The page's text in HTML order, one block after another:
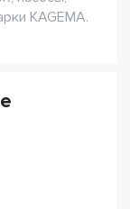
KAGEMA.